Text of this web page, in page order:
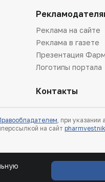
Реклама на сайте
Реклама в газете
Презентация
Логотипы портала
Контакты
, при указании
на сайт